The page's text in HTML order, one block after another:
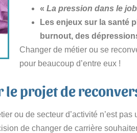
« La pression dans le
Les enjeux sur la santé
burnout, des
Changer de métier ou se
pour beaucoup d’entre eux !
le projet de
ou de secteur d’activité n’est
de changer de carrière